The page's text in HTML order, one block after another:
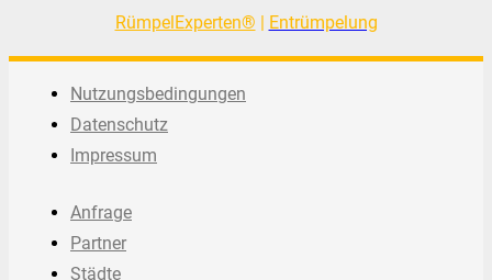
RümpelExperten® Entrümpelung
Nutzungsbedingungen
Datenschutz
Impressum
Anfrage
Partner
Städte